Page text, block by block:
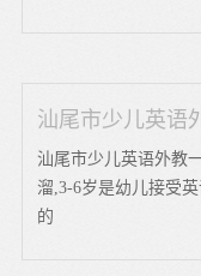
汕尾市少儿英语
汕尾市少儿英语外教
溜,3-6岁是幼儿接受
的